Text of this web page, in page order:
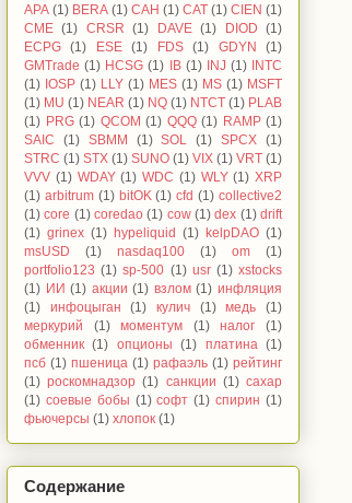
APA (1) BERA (1) CAH (1) CAT (1) CIEN (1)
CME (1) CRSR (1) DAVE (1) DIOD (1)
ECPG
(1) ESE (1) FDS (1) GDYN
(1)
GMTrade (1) HCSG (1) IB (1) INJ (1)
INTC
(1) IOSP (1) LLY (1) MES (1) MS (1) MSFT
(1) MU (1) NEAR (1) NQ (1) NTCT (1) PLAB
(1) PRG (1) QCOM (1) QQQ (1) RAMP (1)
SAIC
(1) SBMM (1) SOL (1) SPCX (1)
STRC (1) STX (1) SUNO (1) VIX (1) VRT (1)
VVV (1) WDAY (1) WDC (1) WLY (1) XRP
(1) arbitrum (1) bitOK (1) cfd (1) collective2
(1) core (1) coredao (1) cow (1) dex (1) drift
(1) grinex (1) hypeliquid (1) kelpDAO (1)
msUSD
(1) nasdaq100 (1) om
(1)
portfolio123 (1) sp-500 (1) usr (1) xstocks
(1) ИИ (1) акции (1) взлом (1) инфляция
(1)
инфоцыган (1) кулич (1) медь
(1)
меркурий
(1) моментум (1) налог
(1)
обменник (1) опционы (1) платина (1)
псб (1) пшеница (1) рафаэль (1) рейтинг
(1) роскомнадзор (1) санкции (1) сахар
(1) соевые бобы (1) софт (1) спирин (1)
фьючерсы (1) хлопок (1)
Содержание